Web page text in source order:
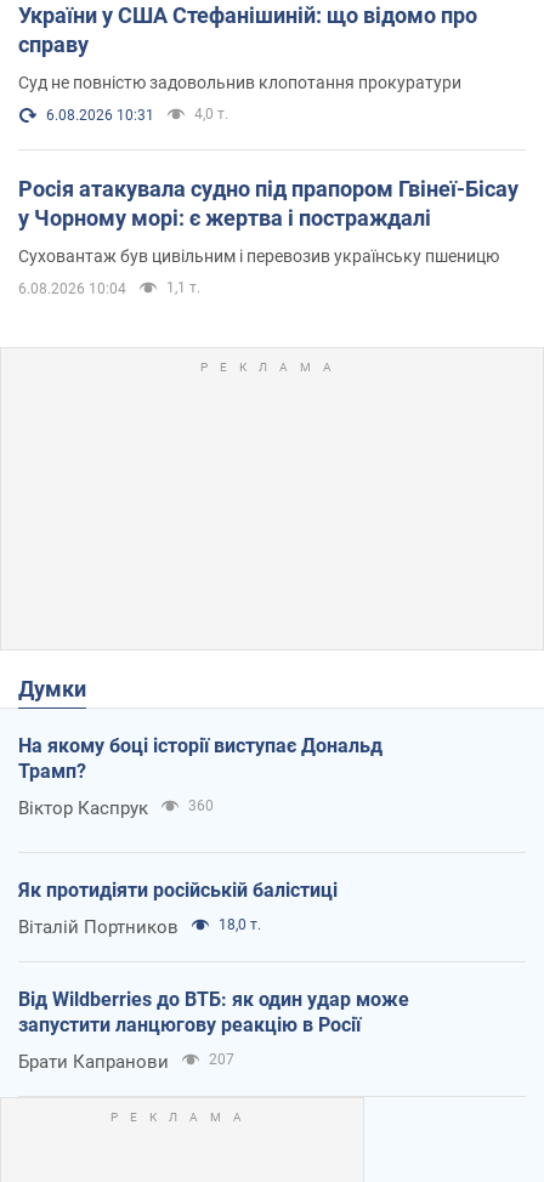
України у США Стефанішиній: що відомо про
справу
Суд не повністю задовольнив клопотання прокуратури
6.08.2026 10:31 4,0 т.
Росія атакувала судно під прапором Гвінеї-Бісау
у Чорному морі: є жертва і постраждалі
Суховантаж був цивільним і перевозив українську пшеницю
6.08.2026 10:04 1,1 т.
Думки
На якому боці історії виступає Дональд
Трамп?
Віктор Каспрук 360
Як протидіяти російській балістиці
Віталій Портников 18,0 т.
Від Wildberries до ВТБ: як один удар може
запустити ланцюгову реакцію в Росії
Брати Капранови 207